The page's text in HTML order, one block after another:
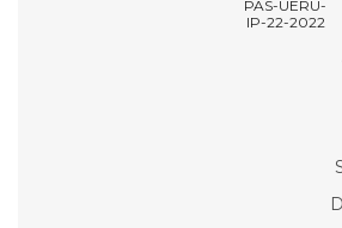
PAS-UERU-
IP-22-2022